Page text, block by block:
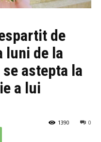
de
luni de la
astepta la
a lui
0
1390